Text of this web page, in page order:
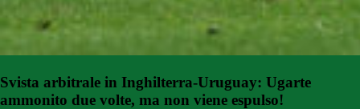
Svista arbitrale in Inghilterra-Uruguay: Ugarte
ammonito due volte, ma non viene espulso!